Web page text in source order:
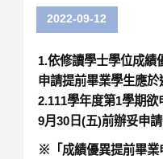
2022-09-12
1.依修讀學士學位成績
申請提前畢業學生應於
2.111學年度第1學期
9月30日(五)前辦妥申請
※「成績優異提前畢業